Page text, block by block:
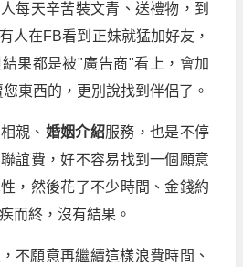
每天辛苦裝文青、送禮物，到
人在FB看到正妹就猛加好友，
果都是被"廣告商"看上，會加
東西的，更別說找到伴侶了。
親、 婚姻介紹服務，也是不停
誼費，好不容易找到一個願意
，然後花了不少時間、金錢約
而終，沒有結果。
不願意再繼續這樣浪費時間、